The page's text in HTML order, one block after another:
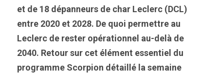
et de 18 dépanneurs de char Leclerc (DCL)
entre 2020 et 2028. De quoi permettre au
Leclerc de rester opérationnel au-delà de
2040. Retour sur cet élément essentiel du
programme Scorpion détaillé la semaine